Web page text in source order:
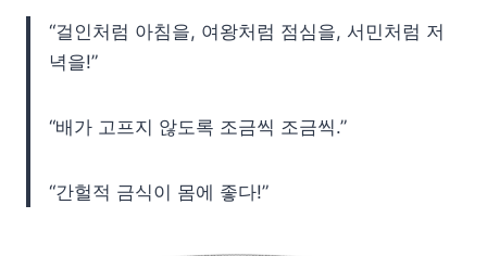
“걸인처럼 아침을, 여왕처럼 점심을, 서민처럼 저
녁을!”
“배가 고프지 않도록 조금씩 조금씩.”
“간헐적 금식이 몸에 좋다!”